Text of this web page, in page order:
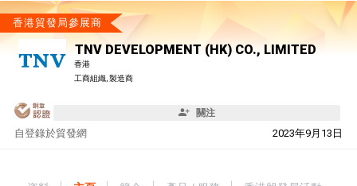
香港貿發局參展商
TNV DEVELOPMENT (HK) CO., LIMITED
香港
工商組織, 製造商
關注
自 2023年9月13日
登錄於貿發網